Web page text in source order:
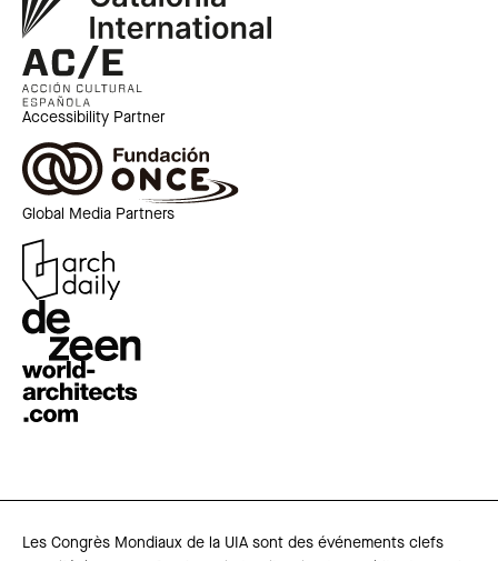
Accessibility Partner
Global Media Partners
Les Congrès Mondiaux de la UIA sont des événements clefs